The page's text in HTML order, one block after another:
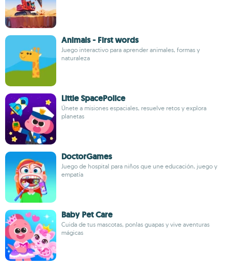
Animals - First words
Juego interactivo para aprender animales, formas y
naturaleza
Little SpacePolice
Únete a misiones espaciales, resuelve retos y explora
planetas
DoctorGames
Juego de hospital para niños que une educación, juego y
empatía
Baby Pet Care
Cuida de tus mascotas, ponlas guapas y vive aventuras
mágicas